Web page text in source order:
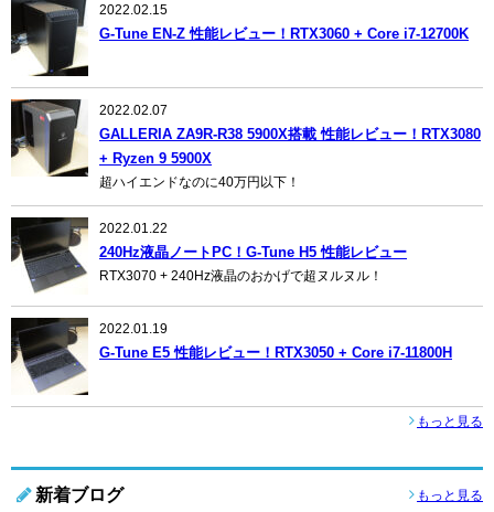
2022.02.15
G-Tune EN-Z 性能レビュー！RTX3060 + Core i7-12700K
2022.02.07
GALLERIA ZA9R-R38 5900X搭載 性能レビュー！RTX3080
+ Ryzen 9 5900X
超ハイエンドなのに40万円以下！
2022.01.22
240Hz液晶ノートPC！G-Tune H5 性能レビュー
RTX3070 + 240Hz液晶のおかげで超ヌルヌル！
2022.01.19
G-Tune E5 性能レビュー！RTX3050 + Core i7-11800H
もっと見る
新着ブログ もっと見る